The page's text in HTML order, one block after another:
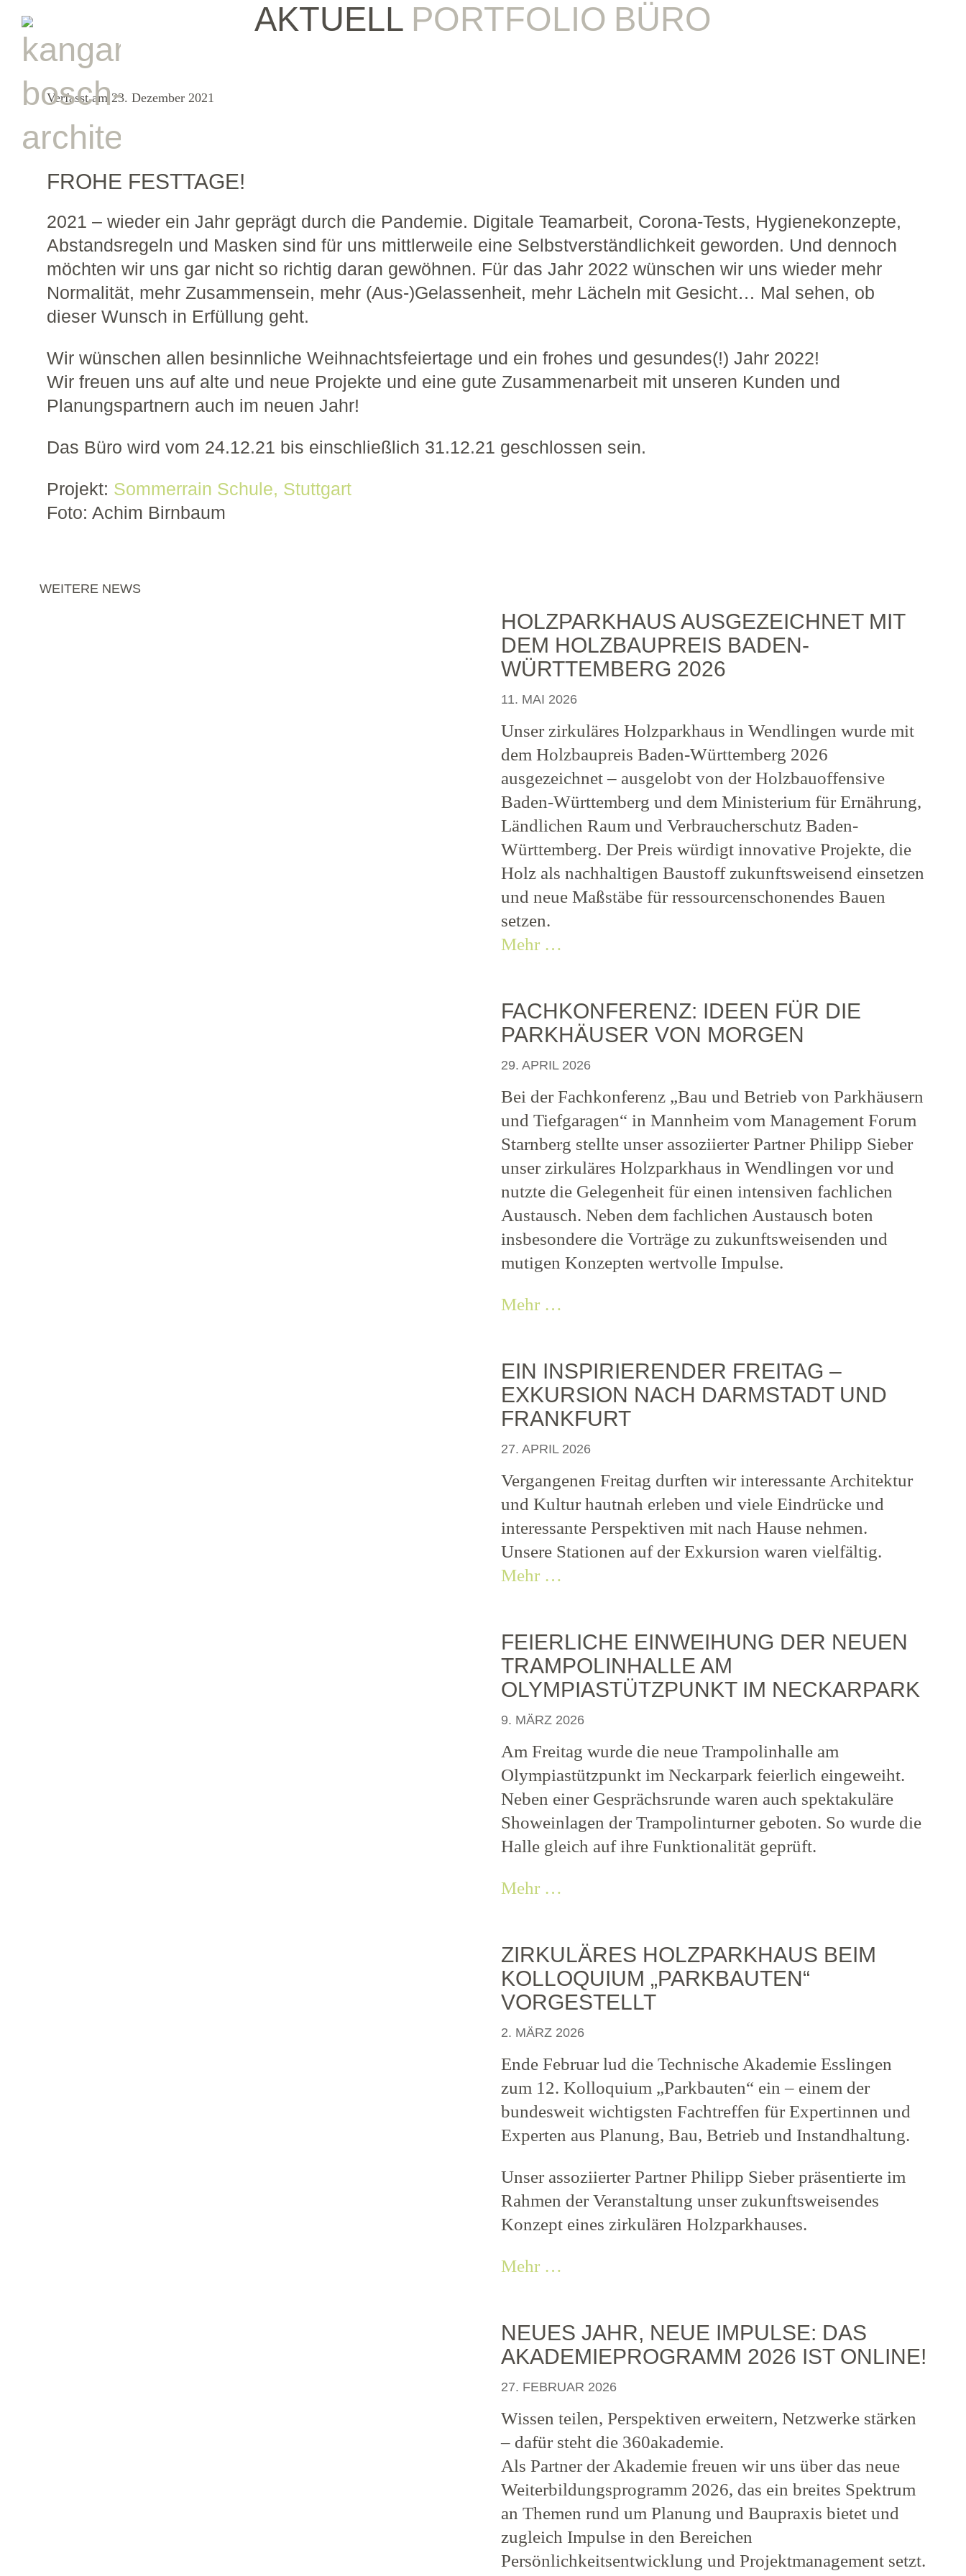
AKTUELL PORTFOLIO BÜRO
Verfasst am 23. Dezember 2021
FROHE FESTTAGE!
2021 – wieder ein Jahr geprägt durch die Pandemie. Digitale Teamarbeit, Corona-Tests, Hygienekonzepte,
Abstandsregeln und Masken sind für uns mittlerweile eine Selbstverständlichkeit geworden. Und dennoch
möchten wir uns gar nicht so richtig daran gewöhnen. Für das Jahr 2022 wünschen wir uns wieder mehr
Normalität, mehr Zusammensein, mehr (Aus-)Gelassenheit, mehr Lächeln mit Gesicht… Mal sehen, ob
dieser Wunsch in Erfüllung geht.
Wir wünschen allen besinnliche Weihnachtsfeiertage und ein frohes und gesundes(!) Jahr 2022!
Wir freuen uns auf alte und neue Projekte und eine gute Zusammenarbeit mit unseren Kunden und
Planungspartnern auch im neuen Jahr!
Das Büro wird vom 24.12.21 bis einschließlich 31.12.21 geschlossen sein.
Projekt: Sommerrain Schule, Stuttgart
Foto: Achim Birnbaum
WEITERE NEWS
HOLZPARKHAUS AUSGEZEICHNET MIT
DEM HOLZBAUPREIS BADEN-
WÜRTTEMBERG 2026
11. MAI 2026
Unser zirkuläres Holzparkhaus in Wendlingen wurde mit
dem Holzbaupreis Baden-Württemberg 2026
ausgezeichnet – ausgelobt von der Holzbauoffensive
Baden-Württemberg und dem Ministerium für Ernährung,
Ländlichen Raum und Verbraucherschutz Baden-
Württemberg. Der Preis würdigt innovative Projekte, die
Holz als nachhaltigen Baustoff zukunftsweisend einsetzen
und neue Maßstäbe für ressourcenschonendes Bauen
setzen.
Mehr …
FACHKONFERENZ: IDEEN FÜR DIE
PARKHÄUSER VON MORGEN
29. APRIL 2026
Bei der Fachkonferenz „Bau und Betrieb von Parkhäusern
und Tiefgaragen“ in Mannheim vom Management Forum
Starnberg stellte unser assoziierter Partner Philipp Sieber
unser zirkuläres Holzparkhaus in Wendlingen vor und
nutzte die Gelegenheit für einen intensiven fachlichen
Austausch. Neben dem fachlichen Austausch boten
insbesondere die Vorträge zu zukunftsweisenden und
mutigen Konzepten wertvolle Impulse.
Mehr …
EIN INSPIRIERENDER FREITAG –
EXKURSION NACH DARMSTADT UND
FRANKFURT
27. APRIL 2026
Vergangenen Freitag durften wir interessante Architektur
und Kultur hautnah erleben und viele Eindrücke und
interessante Perspektiven mit nach Hause nehmen.
Unsere Stationen auf der Exkursion waren vielfältig.
Mehr …
FEIERLICHE EINWEIHUNG DER NEUEN
TRAMPOLINHALLE AM
OLYMPIASTÜTZPUNKT IM NECKARPARK
9. MÄRZ 2026
Am Freitag wurde die neue Trampolinhalle am
Olympiastützpunkt im Neckarpark feierlich eingeweiht.
Neben einer Gesprächsrunde waren auch spektakuläre
Showeinlagen der Trampolinturner geboten. So wurde die
Halle gleich auf ihre Funktionalität geprüft.
Mehr …
ZIRKULÄRES HOLZPARKHAUS BEIM
KOLLOQUIUM „PARKBAUTEN“
VORGESTELLT
2. MÄRZ 2026
Ende Februar lud die Technische Akademie Esslingen
zum 12. Kolloquium „Parkbauten“ ein – einem der
bundesweit wichtigsten Fachtreffen für Expertinnen und
Experten aus Planung, Bau, Betrieb und Instandhaltung.
Unser assoziierter Partner Philipp Sieber präsentierte im
Rahmen der Veranstaltung unser zukunftsweisendes
Konzept eines zirkulären Holzparkhauses.
Mehr …
NEUES JAHR, NEUE IMPULSE: DAS
AKADEMIEPROGRAMM 2026 IST ONLINE!
27. FEBRUAR 2026
Wissen teilen, Perspektiven erweitern, Netzwerke stärken
– dafür steht die 360akademie.
Als Partner der Akademie freuen wir uns über das neue
Weiterbildungsprogramm 2026, das ein breites Spektrum
an Themen rund um Planung und Baupraxis bietet und
zugleich Impulse in den Bereichen
Persönlichkeitsentwicklung und Projektmanagement setzt.